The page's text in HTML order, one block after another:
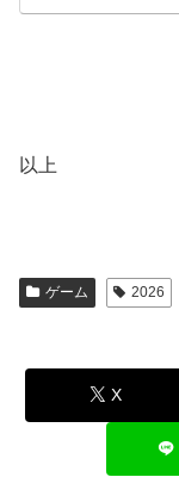
以上
ゲーム 2026
X